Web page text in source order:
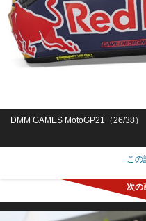
DMM GAMES MotoGP21（26/38）
こ